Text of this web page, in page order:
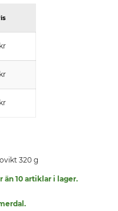
320 g
än 10 artiklar i lager.